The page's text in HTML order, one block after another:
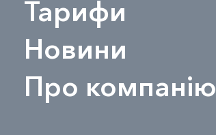
Тарифи
Новини
Про компанію